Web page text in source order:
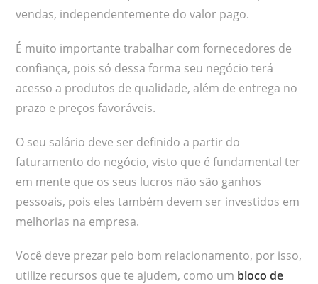
vendas, independentemente do valor pago.
É muito importante trabalhar com fornecedores de
confiança, pois só dessa forma seu negócio terá
acesso a produtos de qualidade, além de entrega no
prazo e preços favoráveis.
O seu salário deve ser definido a partir do
faturamento do negócio, visto que é fundamental ter
em mente que os seus lucros não são ganhos
pessoais, pois eles também devem ser investidos em
melhorias na empresa.
Você deve prezar pelo bom relacionamento, por isso,
utilize recursos que te ajudem, como um bloco de